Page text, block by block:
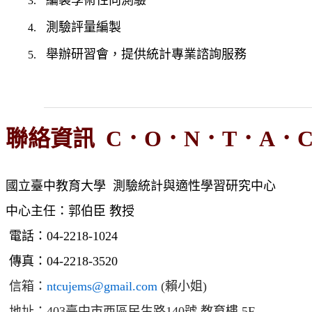
測驗評量編製
舉辦研習會，提供統計專業諮詢服務
聯絡資訊 C．O．N．T．A．
國立臺中教育大學 測驗統計與適性學習研究中心
中心主任 ： 郭伯臣 教授
電話：04-2218-1024
傳真：04-2218-3520
信箱： ntcujems@gmail.com (賴小姐)